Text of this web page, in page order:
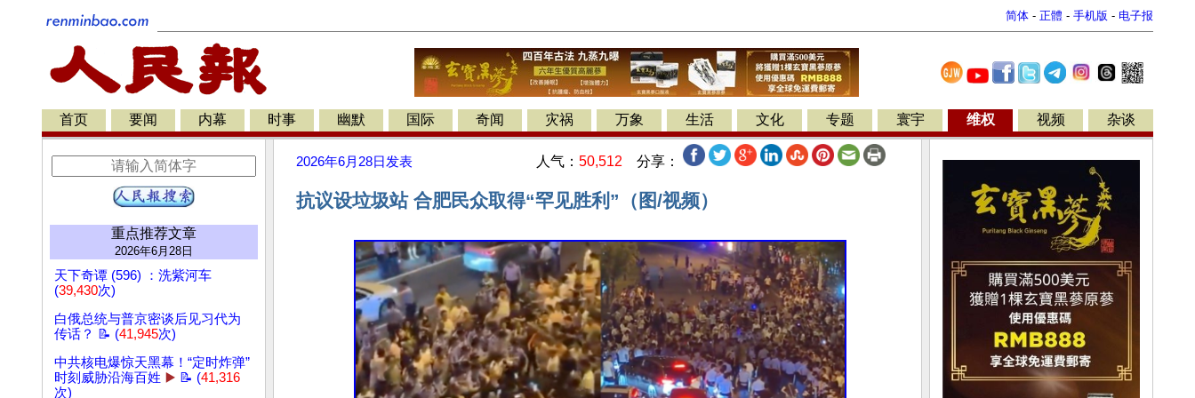
简体 - 正體 - 手机版 - 电子报
首页 要闻 内幕 时事 幽默 国际 奇闻 灾祸 万象 生活 文化 专题 寰宇 维权 视频 杂谈
重点推荐文章
2026年6月28日
天下奇谭 (596) ：洗紫河车
(39,430次)
白俄总统与普京密谈后见习代为
传话？ 📝 (41,945次)
中共核电爆惊天黑幕！“定时炸弹”
时刻威胁沿海百姓 ▶️ 📝 (41,316
次)
2026年6月28日 发表 人气： 50,512 分享：
抗议设垃圾站 合肥民众取得“罕见胜利”（图/视频）